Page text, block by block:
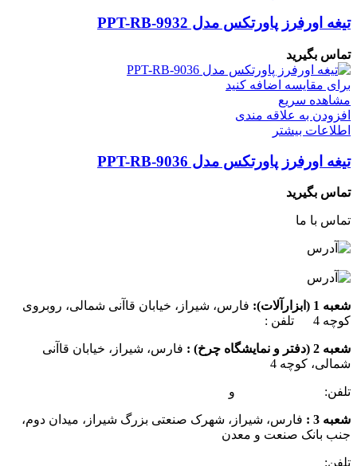
تیغه اورفرز پاورتکس مدل PPT-RB-9932
تماس بگیرید
برای مقایسه اضافه کنید
مشاهده سریع
افزودن به علاقه مندی
اطلاعات بیشتر
تیغه اورفرز پاورتکس مدل PPT-RB-9036
تماس بگیرید
تماس با ما
شعبه 1 (ابزارآلات):
فارس، شیراز، خیابان قاآنی شمالی، روبروی
کوچه 4 تلفن :
شعبه 2 (دفتر و نمایشگاه چرخ) :
فارس، شیراز، خیابان قاآنی
شمالی، کوچه 4
تلفن: و
شعبه 3 :
فارس، شیراز، شهرک صنعتی بزرگ شیراز، میدان دوم،
جنب بانک صنعت و معدن
تلفن: